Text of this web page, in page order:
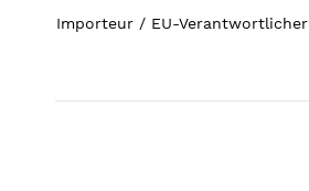
Importeur / EU-Verantwortlicher